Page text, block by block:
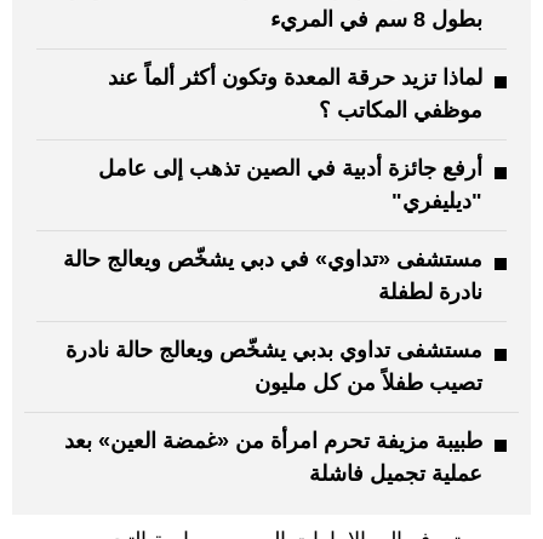
بطول 8 سم في المريء
لماذا تزيد حرقة المعدة وتكون أكثر ألماً عند
موظفي المكاتب ؟
أرفع جائزة أدبية في الصين تذهب إلى عامل
"ديليفري"
مستشفى «تداوي» في دبي يشخّص ويعالج حالة
نادرة لطفلة
مستشفى تداوي بدبي يشخّص ويعالج حالة نادرة
تصيب طفلاً من كل مليون
طبيبة مزيفة تحرم امرأة من «غمضة العين» بعد
عملية تجميل فاشلة